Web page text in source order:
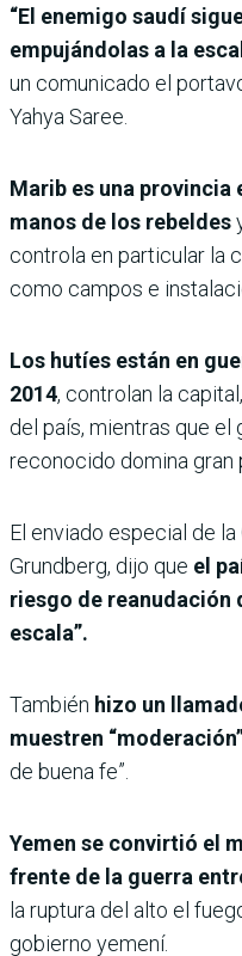
“El enemigo saudí
empujándolas a la
un comunicado el
Yahya Saree.
Marib es una
manos de los rebeldes
controla en particular la
como campos e
Los hutíes están en
2014, controlan la
del país, mientras que
reconocido domina gran
El enviado especial de la
Grundberg, dijo que el
riesgo de reanudación
escala”.
También hizo un
muestren
de buena fe”.
Yemen se convirtió el
frente de la guerra
la ruptura del alto el
gobierno yemení.